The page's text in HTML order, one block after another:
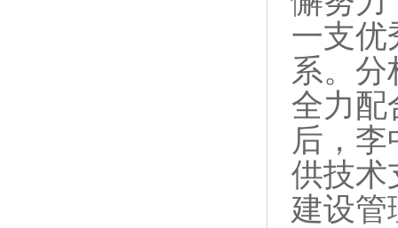
一支优
系。
全力配
后，
供技术
建设管